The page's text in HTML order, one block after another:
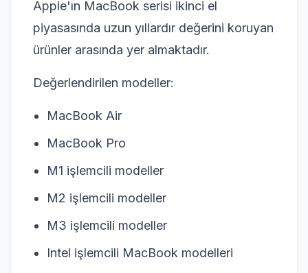
Apple'ın MacBook serisi ikinci el
piyasasında uzun yıllardır değerini koruyan
ürünler arasında yer almaktadır.
Değerlendirilen modeller:
MacBook Air
MacBook Pro
M1 işlemcili modeller
M2 işlemcili modeller
M3 işlemcili modeller
Intel işlemcili MacBook modelleri